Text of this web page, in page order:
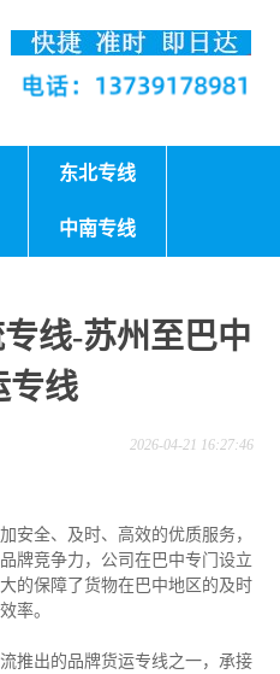
东北专线
中南专线
线-苏州至巴中
专线
2026-04-21 16:27:46
安全、及时、高效的优质服务，
牌竞争力，公司在巴中专门设立
的保障了货物在巴中地区的及时
率。
推出的品牌货运专线之一， 承接